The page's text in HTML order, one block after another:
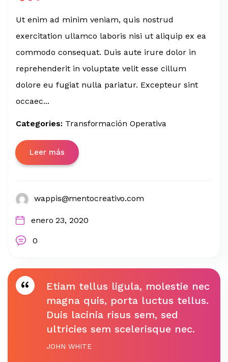
Ut enim ad minim veniam, quis nostrud
exercitation ullamco laboris nisi ut aliquip ex ea
commodo consequat. Duis aute irure dolor in
reprehenderit in voluptate velit esse cillum
dolore eu fugiat nulla pariatur. Excepteur sint
occaec...
Categories: Transformación Operativa
Leer más
wappis@mentocreativo.com
enero 23, 2020
0
Etiam tellus ligula, molestie nec
magna quis, porta luctus tellus.
Duis lacinia risus sem, sed
ultricies sem scelerisque nec.
JOHN WHITE